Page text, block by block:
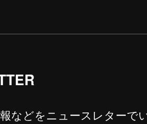
などをニュースレターで